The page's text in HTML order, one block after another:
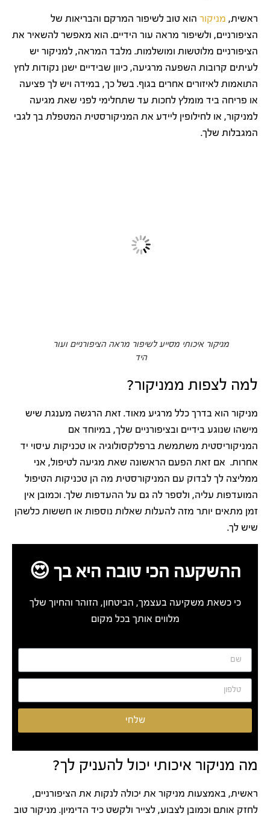
ראשית, מניקור הוא טוב לשיפור המרקם והבריאות של
הציפורניים, ולשיפור מראה עור הידיים. הוא מאפשר להשאיר את
הציפורניים מלוטשות ומושלמות. מלבד המראה, למניקור יש
לעיתים קרובות השפעה מרגיעה, כיוון שבידיים ישנן נקודות לחץ
התואמות לאיזורים אחרים בגוף. בשל כך, במידה ויש לך פציעה
או פריחה ביד מומלץ לחכות עד שתחלימי לפני שאת מגיעה
למניקור, או לחילופין ליידע את המניקורסטית המטפלת בך לגבי
המגבלות שלך.
מניקור איכותי מסייע לשיפור מראה הציפורניים ועור
היד
למה לצפות ממניקור?
מניקור הוא בדרך כלל מרגיע מאוד. זאת הרגשה מענגת שיש
מישהו שנוגע בידיים ובציפורניים שלך, במיוחד אם
המניקוריסטית משתמשת ברפלקסולוגיה או טכניקות עיסוי יד
אחרות. אם זאת הפעם הראשונה שאת מגיעה לטיפול, אני
ממליצה לך לבדוק עם המניקורסטית מה הן טכניקות הטיפול
המועדפות עליה, ולספר לה גם על ההעדפות שלך. וכמובן אין
זמן מתאים יותר מזה להעלות שאלות נוספות או חששות כלשהן
שיש לך.
ההשקעה הכי טובה היא בך 😍
כי כשאת משקיעה בעצמך, הביטחון, הזוהר והחיוך שלך
מלווים אותך בכל מקום
שלחי
מה מניקור איכותי יכול להעניק לך?
ראשית, באמצעות מניקור את יכולה לנקות את הציפורניים,
לחזק אותם וכמובן לצבוע, לצייר ולקשט כיד הדימיון. מניקור טוב